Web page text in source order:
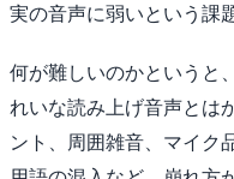
実の音声に弱いという課
何が難しいのかというと
れいな読み上げ音声とは
ント、周囲雑音、マイク